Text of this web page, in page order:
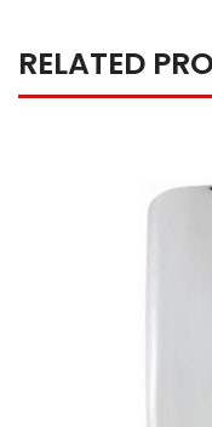
RELATED